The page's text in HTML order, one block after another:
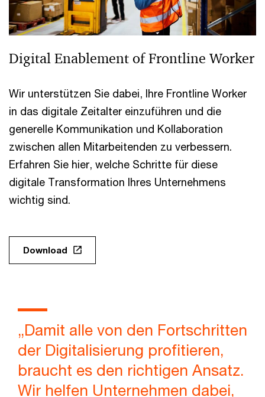
Digital Enablement of Frontline Worker
Wir unterstützen Sie dabei, Ihre Frontline Worker
in das digitale Zeitalter einzuführen und die
generelle Kommunikation und Kollaboration
zwischen allen Mitarbeitenden zu verbessern.
Erfahren Sie hier, welche Schritte für diese
digitale Transformation Ihres Unternehmens
wichtig sind.
Download
„Damit alle von den Fortschritten
der Digitalisierung profitieren,
braucht es den richtigen Ansatz.
Wir helfen Unternehmen dabei,